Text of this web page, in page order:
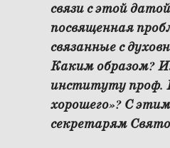
связи с этой
посвященная
связанные с
Каким образом?
институту проф.
хорошего»? С
секретарям